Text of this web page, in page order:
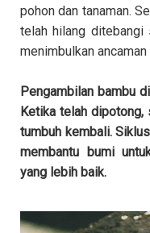
pohon dan tanaman.
telah hilang
menimbulkan
Pengambilan bambu
Ketika telah dipotong,
tumbuh kembali.
membantu bumi
yang lebih baik.